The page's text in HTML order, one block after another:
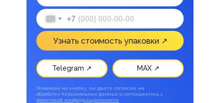
+7
Узнать стоимость упаковки ↗
Нажимая на кнопку, вы даете согласие на
обработку персональных данных и соглашаетесь c
политикой конфиденциальности
MAX ↗
Telegram ↗